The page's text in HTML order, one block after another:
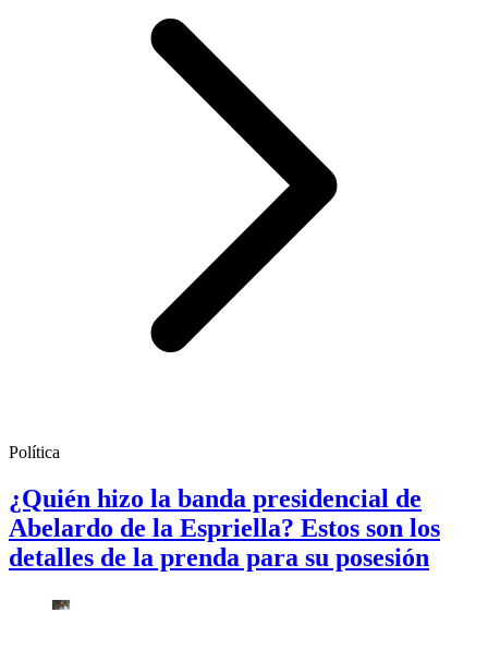
Política
¿Quién hizo la banda presidencial de
Abelardo de la Espriella? Estos son los
detalles de la prenda para su posesión